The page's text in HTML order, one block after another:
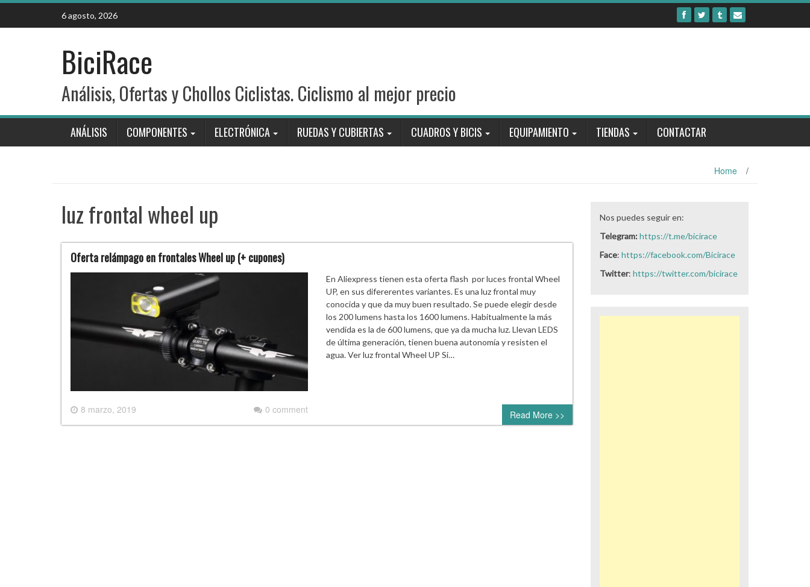
Skip
content
6 agosto, 2026
BiciRace
Análisis, Ofertas y Chollos Ciclistas. Ciclismo al mejor precio
ANÁLISIS COMPONENTES ELECTRÓNICA RUEDAS Y CUBIERTAS CUADROS Y BICIS EQUIPAMIENTO TIENDAS CONTACTAR
Home /
luz frontal wheel up
Oferta relámpago en frontales Wheel up (+ cupones)
8 marzo, 2019 0 comment
En Aliexpress tienen esta oferta flash por luces frontal Wheel
UP, en sus difererentes variantes. Es una luz frontal muy
conocida y que da muy buen resultado. Se puede elegir desde
los 200 lumens hasta los 1600 lumens. Habitualmente la más
vendida es la de 600 lumens, que ya da mucha luz. Llevan LEDS
de última generación, tienen buena autonomía y resisten el
agua. Ver luz frontal Wheel UP Si…
Read More >>
Nos puedes seguir en:
Telegram:https://t.me/bicirace
Face: https://facebook.com/Bicirace
Twitter: https://twitter.com/bicirace